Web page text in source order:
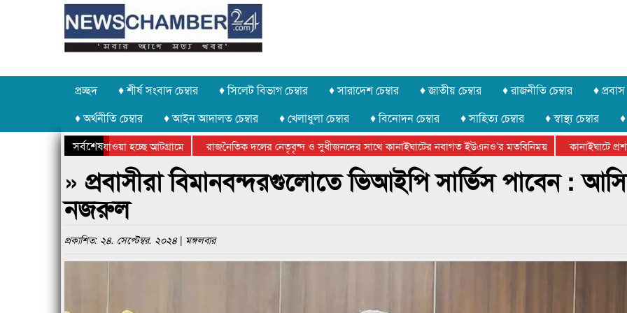
প্রচ্ছদ ♦ শীর্ষ সংবাদ চেম্বার ♦ সিলেট বিভাগ চেম্বার ♦ সারাদেশ চেম্বার ♦ জাতীয় চেম্বার ♦ রাজনীতি চেম্বার ♦ প্রবাস
♦ অর্থনীতি চেম্বার
♦ আইন আদালত চেম্বার ♦ খেলাধুলা চেম্বার ♦ বিনোদন চেম্বার ♦ সাহিত্য চেম্বার ♦ স্বাস্থ্য চেম্বার
সর্বশেষ
চুরি করে নিয়ে যাওয়া হচ্ছে আটগ্রামে রাজনৈতিক দলের নেতৃবৃন্দ ও সুধীজনদের সাথে কানাইঘাটের নবাগত ইউএনও’র মতবিনিময় কানাইঘাটে
ক্রীড়া প্রতিযোগিতার পুরস্কার বিতরণ সম্পন্ন
সিলেটে বাংলাদেশ গ্রুপ থিয়েটার ফেডারেশানের বিভাগীয় অভিনয় কর্মশালা সম্পন্ন
» প্রবাসীরা বিমানবন্দরগুলোতে ভিআইপি সার্ভিস পাবেন :
নজরুল
প্রকাশিত: ২৪. সেপ্টেম্বর. ২০২৪ | মঙ্গলবার